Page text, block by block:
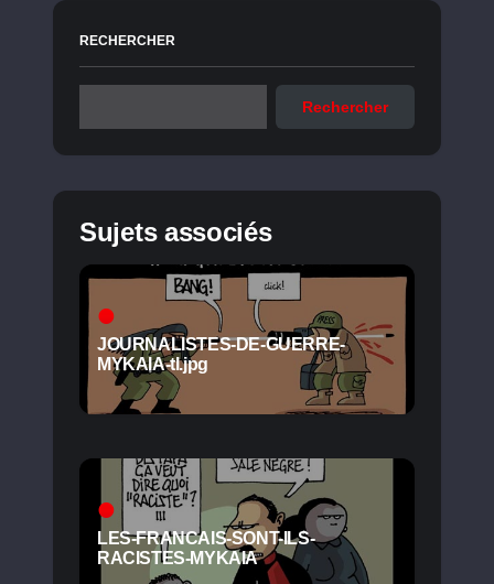
RECHERCHER
Rechercher
Sujets associés
JOURNALISTES-DE-GUERRE-
MYKAIA-tl.jpg
LES-FRANCAIS-SONT-ILS-
RACISTES-MYKAIA